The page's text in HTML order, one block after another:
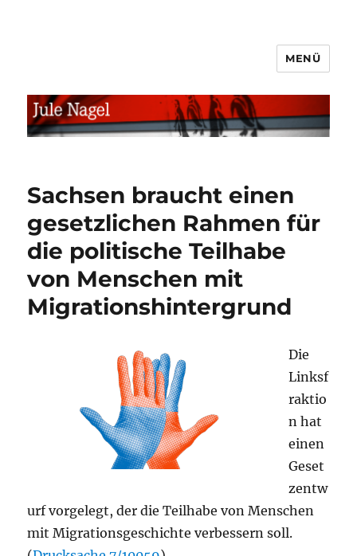
MENÜ
Sachsen braucht einen
gesetzlichen Rahmen für
die politische Teilhabe
von Menschen mit
Migrationshintergrund
Die
Linksf
raktio
n hat
einen
Geset
zentw
urf vorgelegt, der die Teilhabe von Menschen
mit Migrationsgeschichte verbessern soll.